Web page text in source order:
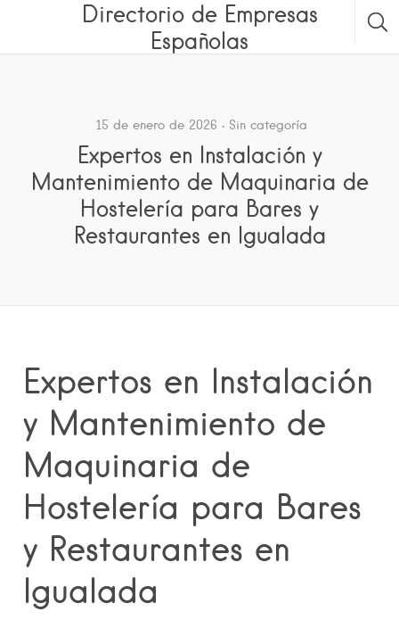
Directorio de Empresas
Españolas
15 de enero de 2026 Sin categoría
Expertos en Instalación y
Mantenimiento de Maquinaria de
Hostelería para Bares y
Restaurantes en Igualada
Expertos en Instalación
y Mantenimiento de
Maquinaria de
Hostelería para Bares
y Restaurantes en
Igualada